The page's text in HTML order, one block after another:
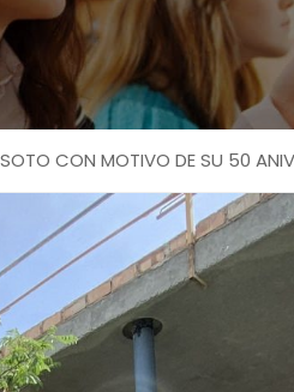
SOTO CON MOTIVO DE SU 50